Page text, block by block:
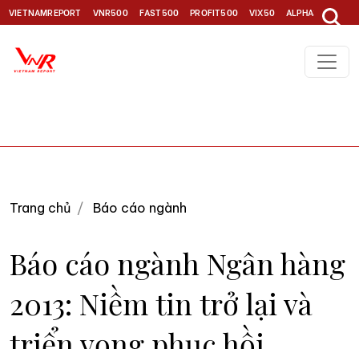
VIETNAMREPORT VNR500 FAST500 PROFIT500 VIX50 ALPHA30
Trang chủ Báo cáo ngành
Báo cáo ngành Ngân hàng
2013: Niềm tin trở lại và